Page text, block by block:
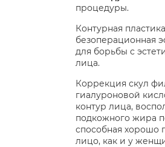
процедуры.
Контурная
безоперационная
для борьбы с
лица.
Коррекция скул
гиалуроновой
контур лица,
подкожного жира
способная хорошо
лицо, как и у